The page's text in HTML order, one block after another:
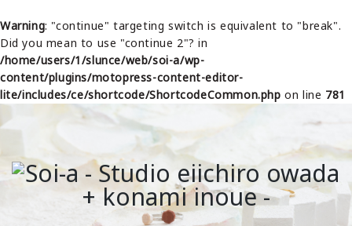
Warning: "continue" targeting switch is equivalent to "break".
Did you mean to use "continue 2"? in
/home/users/1/slunce/web/soi-a/wp-
content/plugins/motopress-content-editor-
lite/includes/ce/shortcode/ShortcodeCommon.php on line 781